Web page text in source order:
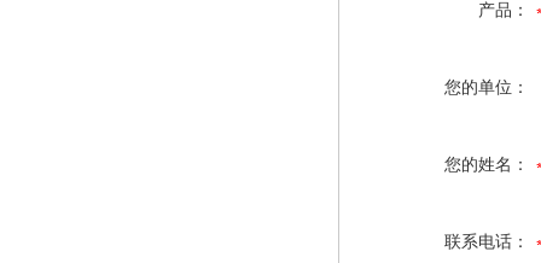
产品：
您的单位：
您的姓名：
联系电话：